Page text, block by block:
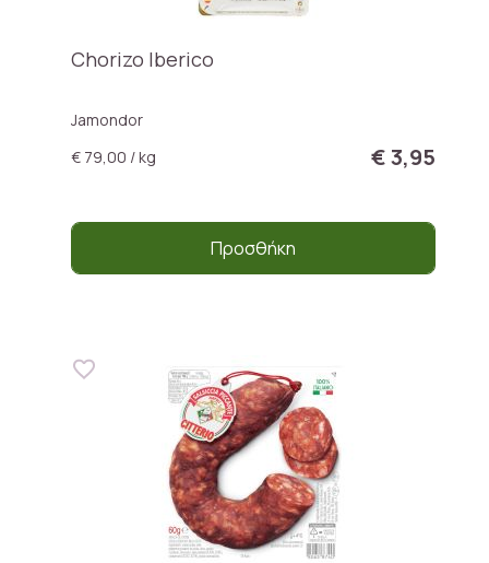
Chorizo Iberico
Jamondor
€ 79,00 / kg
€ 3,95
Προσθήκη